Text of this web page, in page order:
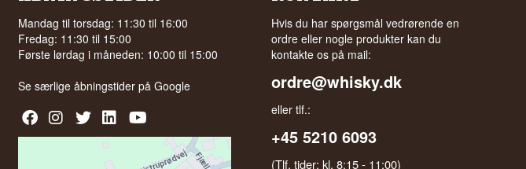
Mandag til torsdag: 11:30 til 16:00
Fredag: 11:30 til 15:00
Første lørdag i måneden: 10:00 til 15:00
Se særlige åbningstider på Google
Hvis du har spørgsmål vedrørende en
ordre eller nogle produkter kan du
kontakte os på mail:
ordre@whisky.dk
eller tlf.:
+45 5210 6093
(Tlf. tider: kl. 8:15 - 11:00)